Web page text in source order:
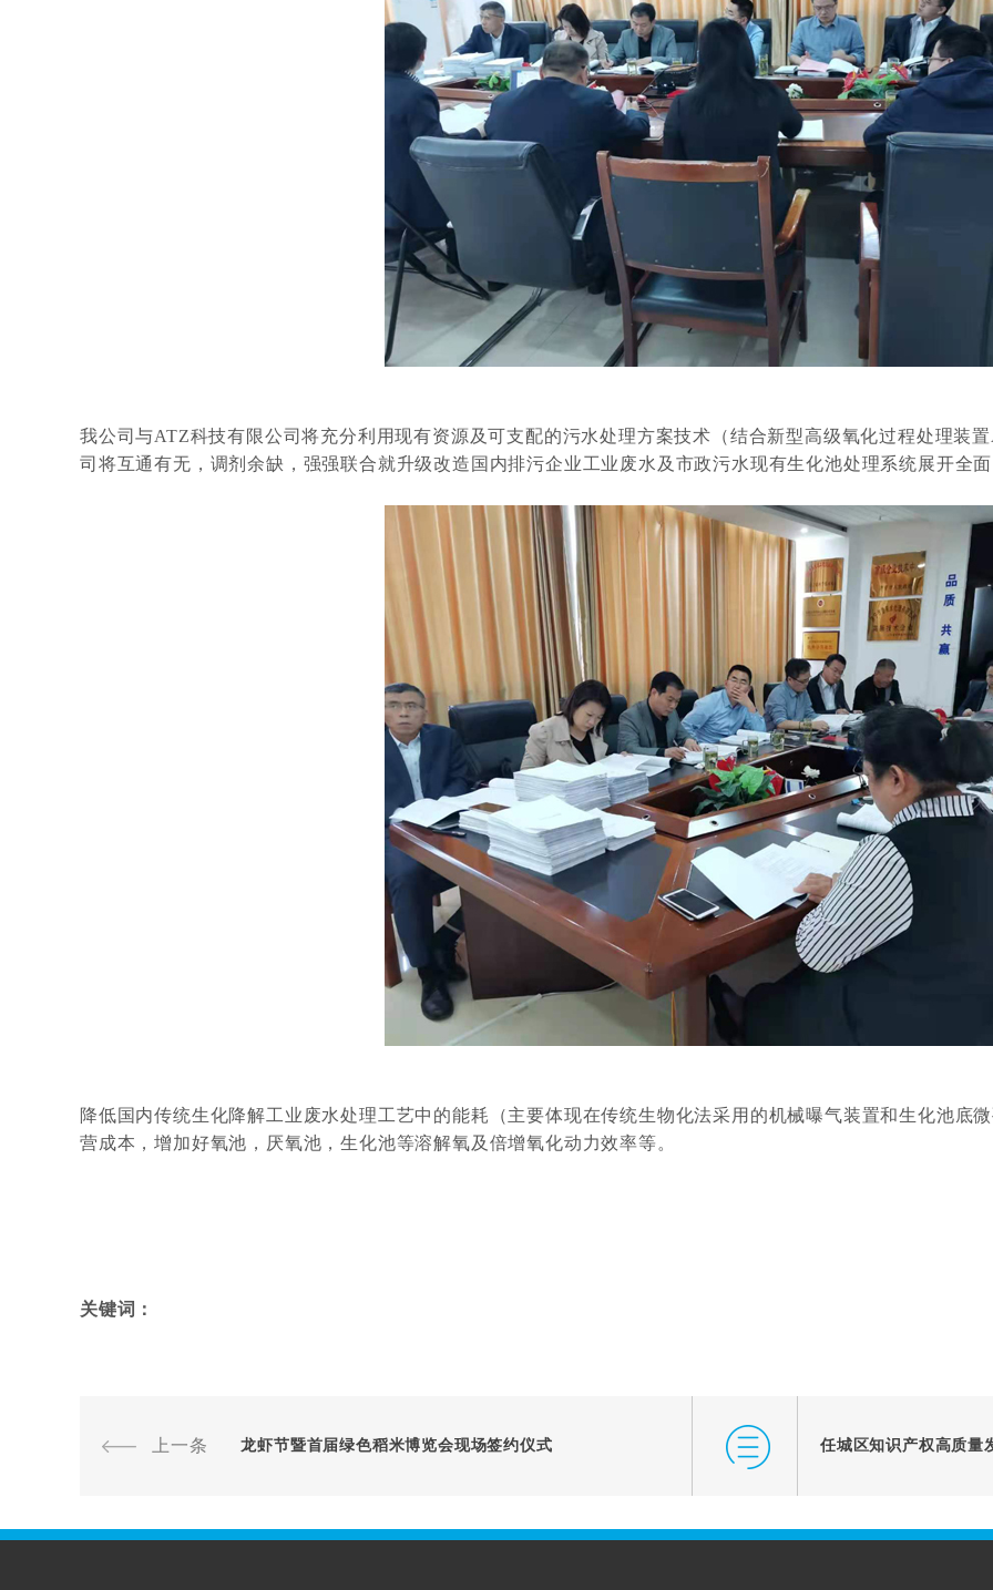
我公司与ATZ科技有限公司将充分利用现有资源及可支配的污水处理方案技术（结合新型高级氧化过程处理装
司将互通有无，调剂余缺，强强联合就升级改造国内排污企业工业废水及市政污水现有生化池处理系统展开全
降低国内传统生化降解工业废水处理工艺中的能耗（主要体现在传统生物化法采用的机械曝气装置和生化池底
营成本，增加好氧池，厌氧池，生化池等溶解氧及倍增氧化动力效率等。
关键词：
上一条 龙虾节暨首届绿色稻米博览会现场签约仪式 任城区知识产权高质量